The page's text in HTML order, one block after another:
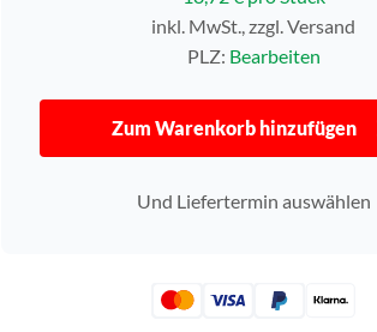
inkl. MwSt., zzgl. Versand
PLZ: Bearbeiten
Zum Warenkorb hinzufügen
Und Liefertermin auswählen